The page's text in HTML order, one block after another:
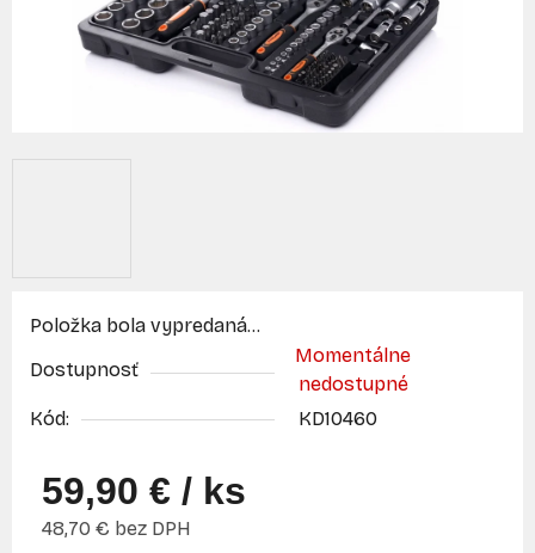
Položka bola vypredaná…
Dostupnosť
Momentálne
nedostupné
Kód:
KD10460
59,90 € / ks
48,70 € bez DPH